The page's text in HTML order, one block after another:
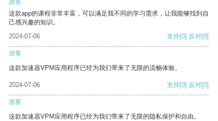
游客
这款app的课程非常丰富，可以满足我不同的学习需求，让我能够找到自
己感兴趣的知识。
2024-07-06
支持[0] 反对[0]
游客
这款加速器VPM应用程序已经为我们带来了无限的流畅体验。
2024-07-06 支持[0] 反对[0]
游客
这款加速器VPM应用程序已经为我们带来了无限的隐私保护和自由。